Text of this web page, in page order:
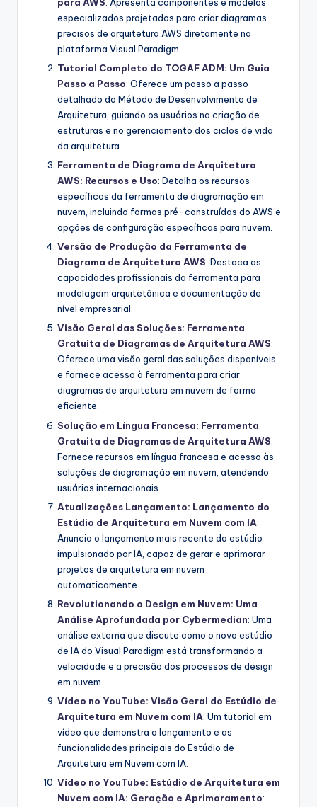
especializados projetados para criar diagramas
precisos de arquitetura AWS diretamente na
plataforma Visual Paradigm.
Tutorial Completo do TOGAF ADM: Um Guia
Passo a Passo: Oferece um passo a passo
detalhado do Método de Desenvolvimento de
Arquitetura, guiando os usuários na criação de
estruturas e no gerenciamento dos ciclos de vida
da arquitetura.
Ferramenta de Diagrama de Arquitetura
AWS: Recursos e Uso: Detalha os recursos
específicos da ferramenta de diagramação em
nuvem, incluindo formas pré-construídas do AWS e
opções de configuração específicas para nuvem.
Versão de Produção da Ferramenta de
Diagrama de Arquitetura AWS: Destaca as
capacidades profissionais da ferramenta para
modelagem arquitetônica e documentação de
nível empresarial.
Visão Geral das Soluções: Ferramenta
Gratuita de Diagramas de Arquitetura AWS:
Oferece uma visão geral das soluções disponíveis
e fornece acesso à ferramenta para criar
diagramas de arquitetura em nuvem de forma
eficiente.
Solução em Língua Francesa: Ferramenta
Gratuita de Diagramas de Arquitetura AWS:
Fornece recursos em língua francesa e acesso às
soluções de diagramação em nuvem, atendendo
usuários internacionais.
Atualizações Lançamento: Lançamento do
Estúdio de Arquitetura em Nuvem com IA:
Anuncia o lançamento mais recente do estúdio
impulsionado por IA, capaz de gerar e aprimorar
projetos de arquitetura em nuvem
automaticamente.
Revolutionando o Design em Nuvem: Uma
Análise Aprofundada por Cybermedian: Uma
análise externa que discute como o novo estúdio
de IA do Visual Paradigm está transformando a
velocidade e a precisão dos processos de design
em nuvem.
Vídeo no YouTube: Visão Geral do Estúdio de
Arquitetura em Nuvem com IA: Um tutorial em
vídeo que demonstra o lançamento e as
funcionalidades principais do Estúdio de
Arquitetura em Nuvem com IA.
Vídeo no YouTube: Estúdio de Arquitetura em
Nuvem com IA: Geração e Aprimoramento: